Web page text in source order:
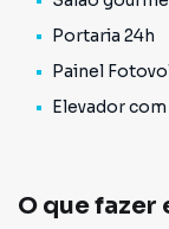
Portaria 24h
Painel
Elevador
O que fazer